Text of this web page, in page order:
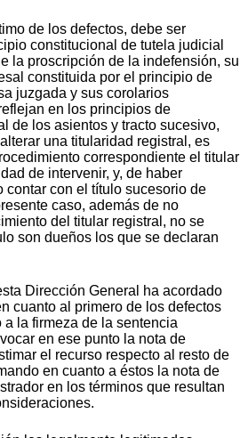
de los defectos, debe ser
constitucional de tutela judicial
la proscripción de la indefensión, su
constituida por el principio de
juzgada y sus corolarios
en los principios de
de los asientos y tracto sucesivo,
una titularidad registral, es
correspondiente el titular
de intervenir, y, de haber
contar con el título sucesorio de
caso, además de no
del titular registral, no se
son dueños los que se declaran
Dirección General ha acordado
cuanto al primero de los defectos
la firmeza de la sentencia
en ese punto la nota de
el recurso respecto al resto de
en cuanto a éstos la nota de
en los términos que resultan